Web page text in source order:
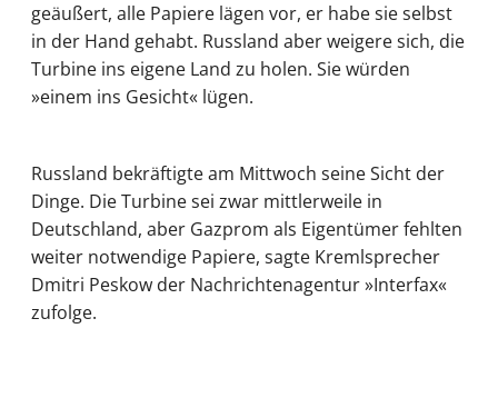
geäußert, alle Papiere lägen vor, er habe sie selbst
in der Hand gehabt. Russland aber weigere sich, die
Turbine ins eigene Land zu holen. Sie würden
»einem ins Gesicht« lügen.
Russland bekräftigte am Mittwoch seine Sicht der
Dinge. Die Turbine sei zwar mittlerweile in
Deutschland, aber Gazprom als Eigentümer fehlten
weiter notwendige Papiere, sagte Kremlsprecher
Dmitri Peskow der Nachrichtenagentur »Interfax«
zufolge.